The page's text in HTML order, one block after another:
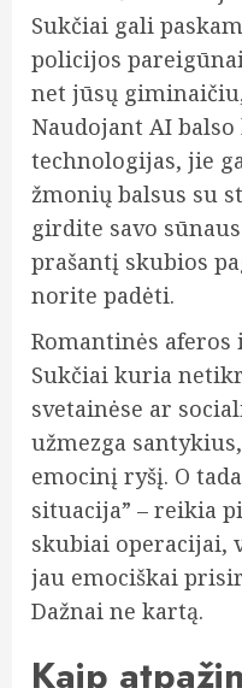
Sukčiai gali
policijos
net jūsų
Naudojant AI
technologijas, jie
žmonių balsus su
girdite savo
prašantį skubios
norite padėti.
Romantinės
Sukčiai kuria
svetainėse ar
užmezga
emocinį ryšį. O
situacija” – reikia
skubiai operacijai,
jau emociškai
Dažnai ne kartą.
Kaip